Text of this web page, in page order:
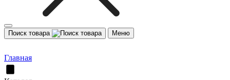
Поиск товара Меню
Главная